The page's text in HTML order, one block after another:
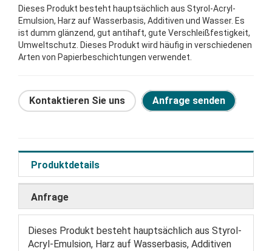
Dieses Produkt besteht hauptsächlich aus Styrol-Acryl-
Emulsion, Harz auf Wasserbasis, Additiven und Wasser. Es
ist dumm glänzend, gut antihaft, gute Verschleißfestigkeit,
Umweltschutz. Dieses Produkt wird häufig in verschiedenen
Arten von Papierbeschichtungen verwendet.
Kontaktieren Sie uns Anfrage senden
Produktdetails
Anfrage
Dieses Produkt besteht hauptsächlich aus Styrol-
Acryl-Emulsion, Harz auf Wasserbasis, Additiven